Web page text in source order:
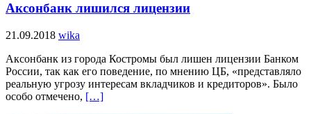
Аксонбанк лишился лицензии
21.09.2018 wika
Аксонбанк из города Костромы был лишен лицензии Банком
России, так как его поведение, по мнению ЦБ, «представляло
реальную угрозу интересам вкладчиков и кредиторов». Было
особо отмечено, […]